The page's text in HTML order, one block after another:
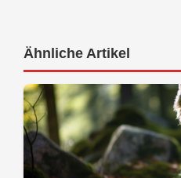
Ähnliche Artikel